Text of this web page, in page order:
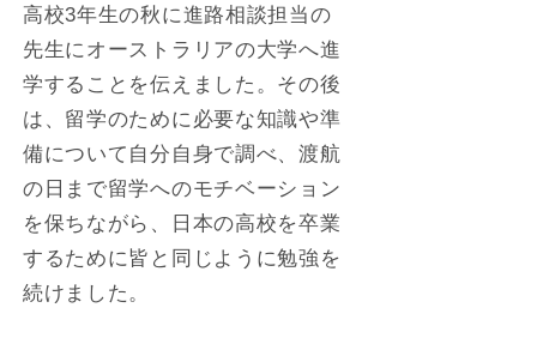
高校3年生の秋に進路相談担当の
先生にオーストラリアの大学へ進
学することを伝えました。その後
は、留学のために必要な知識や準
備について自分自身で調べ、渡航
の日まで留学へのモチベーション
を保ちながら、日本の高校を卒業
するために皆と同じように勉強を
続けました。